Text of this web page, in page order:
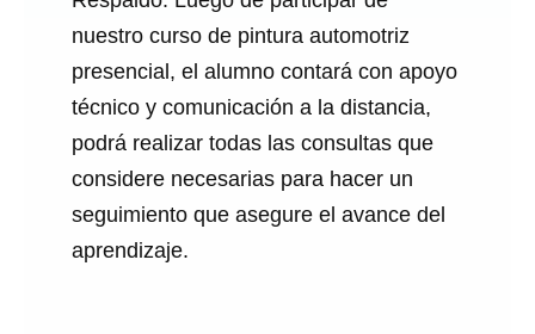
nuestro curso de pintura automotriz
presencial, el alumno contará con apoyo
técnico y comunicación a la distancia,
podrá realizar todas las consultas que
considere necesarias para hacer un
seguimiento que asegure el avance del
aprendizaje.